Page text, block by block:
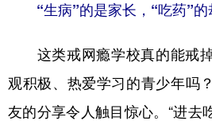
“生病”的是家长，“吃药”的
这类戒网瘾学校真的能戒掉
观积极、热爱学习的青少年吗
友的分享令人触目惊心。“进去